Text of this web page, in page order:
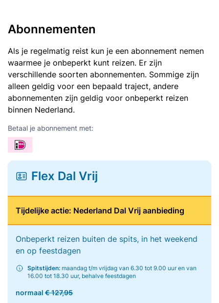
Abonnementen
Als je regelmatig reist kun je een abonnement nemen
waarmee je onbeperkt kunt reizen. Er zijn
verschillende soorten abonnementen. Sommige zijn
alleen geldig voor een bepaald traject, andere
abonnementen zijn geldig voor onbeperkt reizen
binnen Nederland.
Betaal je abonnement met:
Flex Dal Vrij
Tijdelijke actie: Nederland Dal Vrij aanbieding
Onbeperkt reizen buiten de spits, in het weekend
en op feestdagen
Spitstijden: maandag t/m vrijdag van 6.30 tot 9.00 uur en van
16.00 tot 18.30 uur, behalve feestdagen
normaal € 127,95